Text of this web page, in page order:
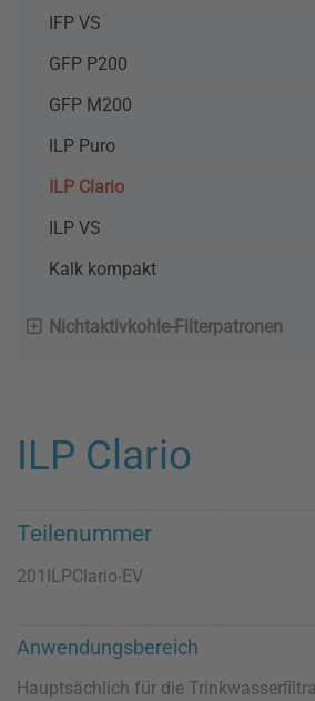
IFP VS
GFP P200
GFP M200
ILP Puro
ILP Clario
ILP VS
Kalk kompakt
Nichtaktivkohle-Filterpatronen
ILP Clario
Teilenummer
201ILPClario-EV
Anwendungsbereich
Hauptsächlich für die